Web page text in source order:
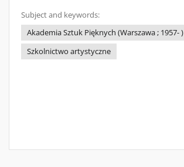
Subject and keywords:
Akademia Sztuk Pięknych (Warszawa ; 1957- )
Szkolnictwo artystyczne